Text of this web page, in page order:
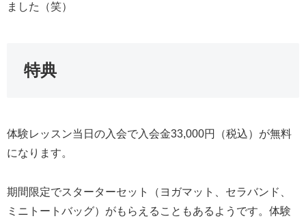
ました（笑）
特典
体験レッスン当日の入会で入会金33,000円（税込）が無料
になります。
期間限定でスターターセット（ヨガマット、セラバンド、
ミニトートバッグ）がもらえることもあるようです。体験